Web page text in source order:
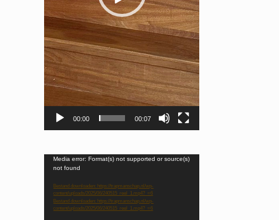
00:00 00:07
Videospeler
Media error: Format(s) not supported or source(s)
not found
Bestand downloaden: https://trapmanschap.nl/wp-
content/uploads/2025/06/240515_reel_1.mp4?_=6
Bestand downloaden: https://trapmanschap.nl/wp-
content/uploads/2025/06/240515_reel_1.mp4?_=6